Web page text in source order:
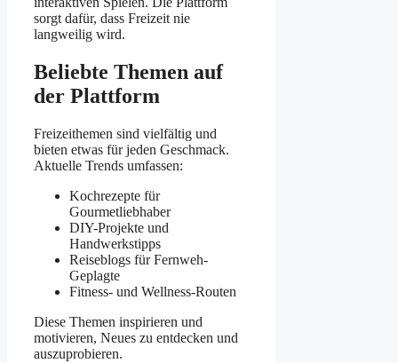
sorgt dafür, dass Freizeit nie
langweilig wird.
Beliebte Themen auf
der Plattform
Freizeithemen sind vielfältig und
bieten etwas für jeden Geschmack.
Aktuelle Trends umfassen:
Kochrezepte für
Gourmetliebhaber
DIY-Projekte und
Handwerkstipps
Reiseblogs für Fernweh-
Geplagte
Fitness- und Wellness-Routen
Diese Themen inspirieren und
motivieren, Neues zu entdecken und
auszuprobieren.